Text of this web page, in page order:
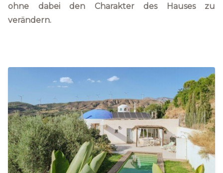
ohne dabei den Charakter des Hauses zu
verändern.